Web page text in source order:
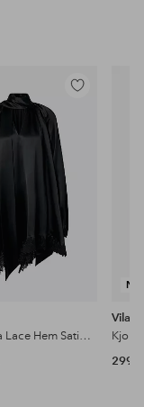
Tilføj
Kjole Norea Lace Hem Satin Mini Dress
Vila
Kjole
299